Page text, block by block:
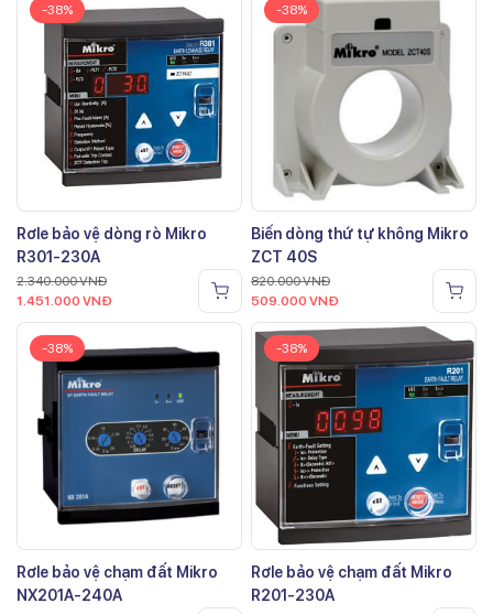
-38%
Rơle bảo vệ dòng rò Mikro
R301-230A
2.340.000VNĐ
1.451.000 VNĐ
-38%
Biến dòng thứ tự không Mikro
ZCT 40S
820.000VNĐ
509.000 VNĐ
-38%
Rơle bảo vệ chạm đất Mikro
NX201A-240A
-38%
Rơle bảo vệ chạm đất Mikro
R201-230A